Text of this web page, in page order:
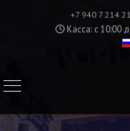
+7 940 7 214
Касса: с 10:00